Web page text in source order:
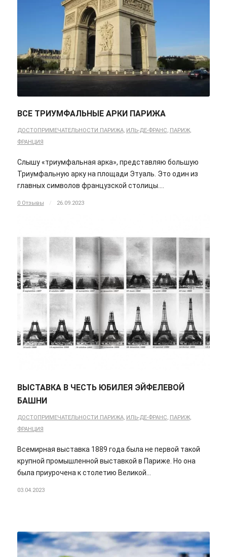
ВСЕ ТРИУМФАЛЬНЫЕ АРКИ ПАРИЖА
ДОСТОПРИМЕЧАТЕЛЬНОСТИ ПАРИЖА, ИЛЬ-ДЕ-ФРАНС, ПАРИЖ,
ФРАНЦИЯ
Слышу «триумфальная арка», представляю большую
Триумфальную арку на площади Этуаль. Это один из
главных символов французской столицы.…
0 Отзывы / 26.09.2023
ВЫСТАВКА В ЧЕСТЬ ЮБИЛЕЯ ЭЙФЕЛЕВОЙ
БАШНИ
ДОСТОПРИМЕЧАТЕЛЬНОСТИ ПАРИЖА, ИЛЬ-ДЕ-ФРАНС, ПАРИЖ,
ФРАНЦИЯ
Всемирная выставка 1889 года была не первой такой
крупной промышленной выставкой в Париже. Но она
была приурочена к столетию Великой…
03.04.2023